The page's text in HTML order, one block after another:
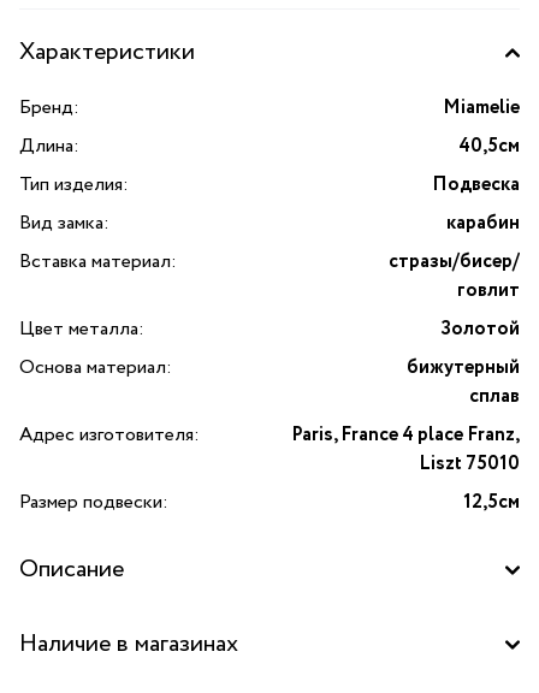
Характеристики
Бренд:
Miamelie
Длина:
40,5см
Тип изделия:
Подвеска
Вид замка:
карабин
Вставка материал:
стразы/бисер/
говлит
Цвет металла:
Золотой
Основа материал:
бижутерный
сплав
Адрес изготовителя:
Paris, France 4 place Franz,
Liszt 75010
Размер подвески:
12,5см
Описание
от французского бренда Miamelie. Скромная и
Наличие в магазинах